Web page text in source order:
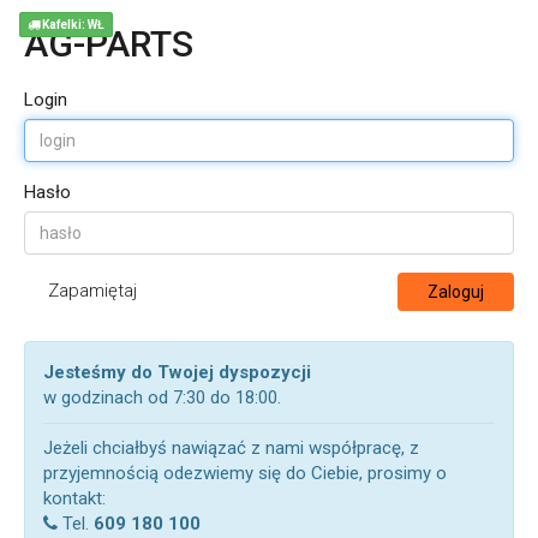
AG-PARTS
Login
Hasło
Zapamiętaj Zaloguj
Jesteśmy do Twojej dyspozycji
w godzinach od 7:30 do 18:00.
Jeżeli chciałbyś nawiązać z nami współpracę, z
przyjemnością odezwiemy się do Ciebie, prosimy o
kontakt:
Tel. 609 180 100
Kafelki: WŁ